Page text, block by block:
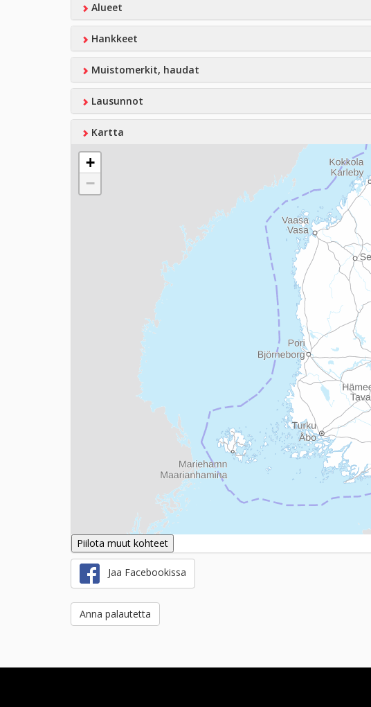
Alueet
Hankkeet
Muistomerkit, haudat
Lausunnot
Kartta
+
−
Piilota muut kohteet
Jaa Facebookissa
Anna palautetta